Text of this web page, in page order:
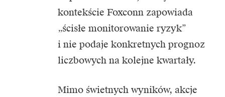
kontekście Foxconn zapowiada
„ścisłe monitorowanie ryzyk”
i nie podaje konkretnych prognoz
liczbowych na kolejne kwartały.
Mimo świetnych wyników, akcje